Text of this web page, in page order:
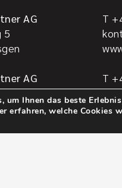
AG
5
T
AG
T
um Ihnen das beste
erfahren, welche Cookies